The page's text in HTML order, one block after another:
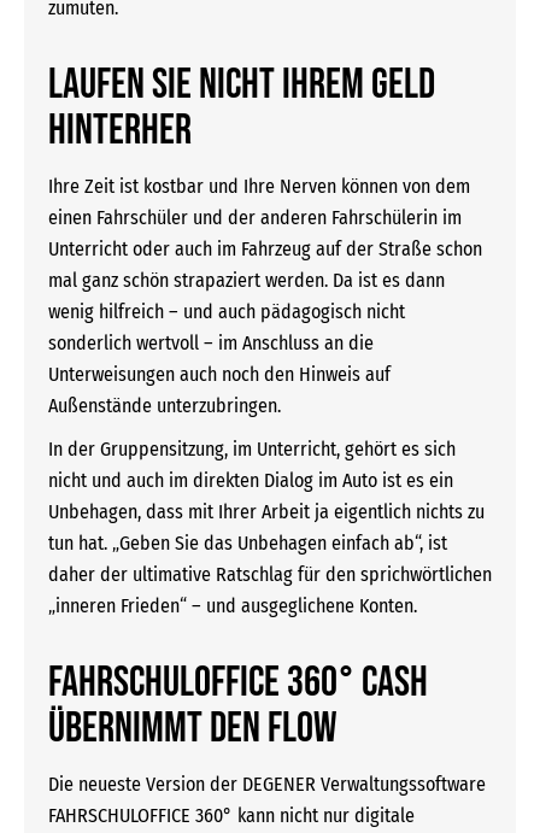
zumuten.
LAUFEN SIE NICHT IHREM GELD
HINTERHER
Ihre Zeit ist kostbar und Ihre Nerven können von dem
einen Fahrschüler und der anderen Fahrschülerin im
Unterricht oder auch im Fahrzeug auf der Straße schon
mal ganz schön strapaziert werden. Da ist es dann
wenig hilfreich – und auch pädagogisch nicht
sonderlich wertvoll – im Anschluss an die
Unterweisungen auch noch den Hinweis auf
Außenstände unterzubringen.
In der Gruppensitzung, im Unterricht, gehört es sich
nicht und auch im direkten Dialog im Auto ist es ein
Unbehagen, dass mit Ihrer Arbeit ja eigentlich nichts zu
tun hat. „Geben Sie das Unbehagen einfach ab“, ist
daher der ultimative Ratschlag für den sprichwörtlichen
„inneren Frieden“ – und ausgeglichene Konten.
FAHRSCHULOFFICE 360° CASH
ÜBERNIMMT DEN FLOW
Die neueste Version der DEGENER Verwaltungssoftware
FAHRSCHULOFFICE 360° kann nicht nur digitale